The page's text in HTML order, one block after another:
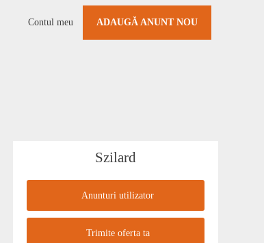
Contul meu ADAUGĂ ANUNT NOU
Szilard
Anunturi utilizator
Trimite oferta ta